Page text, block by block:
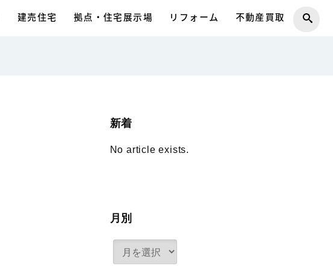
建売住宅 拠点・住宅展示場 リフォーム 不動産買取
新着
No article exists.
月別